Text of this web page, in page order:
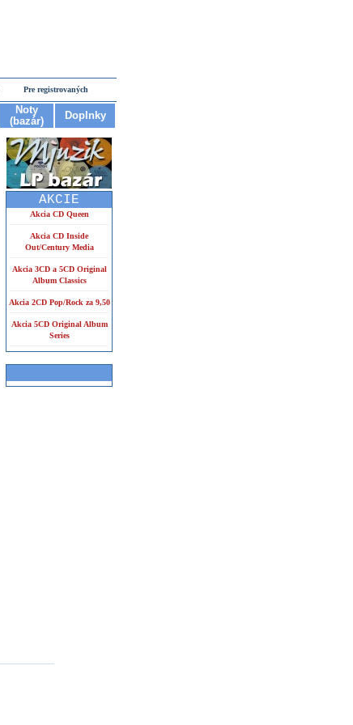
Pre registrovaných
Noty
(bazár)
Doplnky
AKCIE
Akcia CD Queen
Akcia CD Inside
Out/Century Media
Akcia 3CD a 5CD Original
Album Classics
Akcia 2CD Pop/Rock za 9,50
Akcia 5CD Original Album
Series